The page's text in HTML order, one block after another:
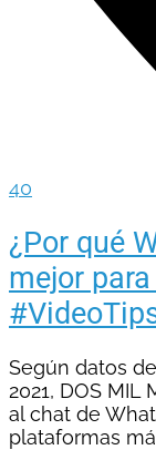
40
¿Por qué
mejor
Según datos
2021, DOS MIL
al chat de
plataformas